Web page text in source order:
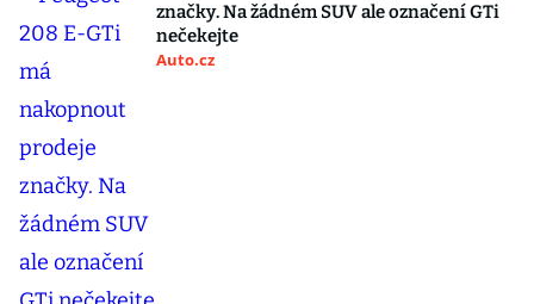
značky. Na žádném SUV ale označení GTi
nečekejte
Auto.cz